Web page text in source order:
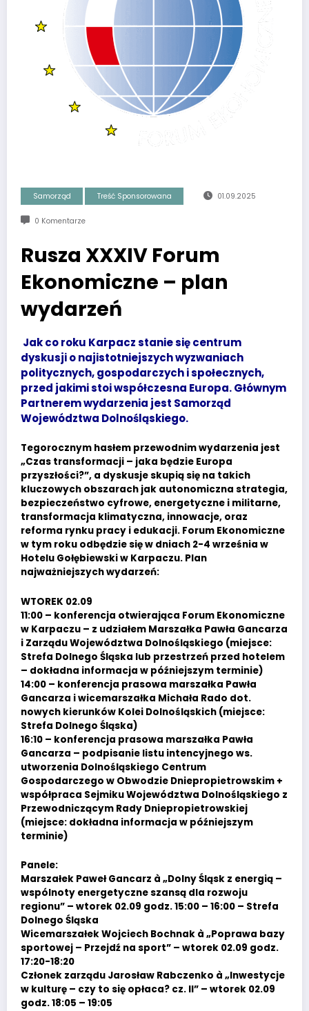
Samorząd Treść Sponsorowana 01.09.2025
0 Komentarze
Rusza XXXIV Forum
Ekonomiczne – plan
wydarzeń
Jak co roku Karpacz stanie się centrum
dyskusji o najistotniejszych wyzwaniach
politycznych, gospodarczych i społecznych,
przed jakimi stoi współczesna Europa. Głównym
Partnerem wydarzenia jest Samorząd
Województwa Dolnośląskiego.
Tegorocznym hasłem przewodnim wydarzenia jest
„Czas transformacji – jaka będzie Europa
przyszłości?”, a dyskusje skupią się na takich
kluczowych obszarach jak autonomiczna strategia,
bezpieczeństwo cyfrowe, energetyczne i militarne,
transformacja klimatyczna, innowacje, oraz
reforma rynku pracy i edukacji. Forum Ekonomiczne
w tym roku odbędzie się w dniach 2-4 września w
Hotelu Gołębiewski w Karpaczu. Plan
najważniejszych wydarzeń:
WTOREK 02.09
11:00 – konferencja otwierająca Forum Ekonomiczne
w Karpaczu – z udziałem Marszałka Pawła Gancarza
i Zarządu Województwa Dolnośląskiego (miejsce:
Strefa Dolnego Śląska lub przestrzeń przed hotelem
– dokładna informacja w późniejszym terminie)
14:00 – konferencja prasowa marszałka Pawła
Gancarza i wicemarszałka Michała Rado dot.
nowych kierunków Kolei Dolnośląskich (miejsce:
Strefa Dolnego Śląska)
16:10 – konferencja prasowa marszałka Pawła
Gancarza – podpisanie listu intencyjnego ws.
utworzenia Dolnośląskiego Centrum
Gospodarczego w Obwodzie Dniepropietrowskim +
współpraca Sejmiku Województwa Dolnośląskiego z
Przewodniczącym Rady Dniepropietrowskiej
(miejsce: dokładna informacja w późniejszym
terminie)
Panele:
Marszałek Paweł Gancarz à „Dolny Śląsk z energią –
wspólnoty energetyczne szansą dla rozwoju
regionu” – wtorek 02.09 godz. 15:00 – 16:00 – Strefa
Dolnego Śląska
Wicemarszałek Wojciech Bochnak à „Poprawa bazy
sportowej – Przejdź na sport” – wtorek 02.09 godz.
17:20-18:20
Członek zarządu Jarosław Rabczenko à „Inwestycje
w kulturę – czy to się opłaca? cz. II” – wtorek 02.09
godz. 18:05 – 19:05